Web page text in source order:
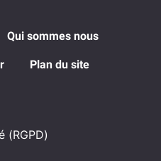
Qui sommes nous
Plan du site
(RGPD)